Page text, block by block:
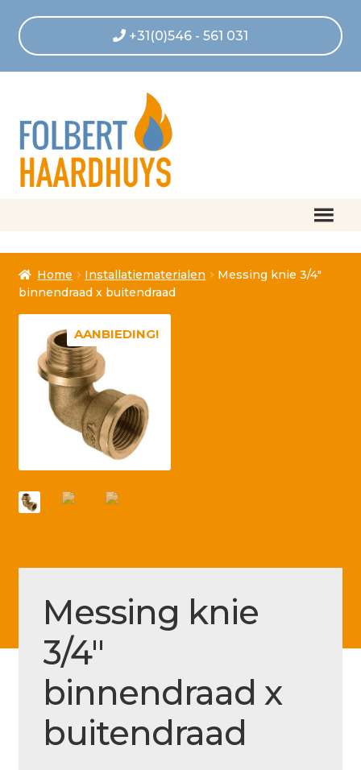
+31(0)546 - 561 031
Afrekenen
Algemene voorwaarden
Betaling geannuleerd
Betaling voltooid
Disclaimer
FAQ
Installatieservice
Klantenservice
Betaalmethode
Mijn account
Over ons
Home Installatiematerialen
Messing knie 3/4″
binnendraad x buitendraad
AANBIEDING!
Messing knie
3/4″
binnendraad x
buitendraad